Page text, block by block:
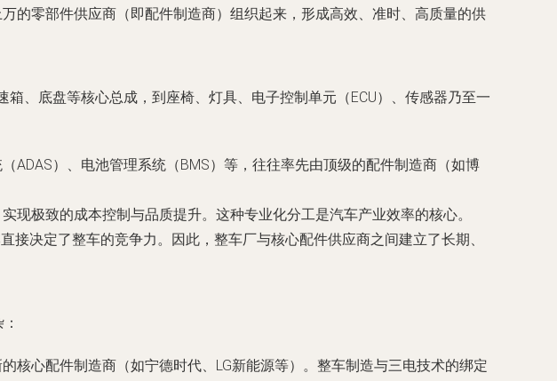
的零部件供应商（即配件制造商）组织起来，形成高效、准时、高质量的供
、底盘等核心总成，到座椅、灯具、电子控制单元（ECU）、传感器乃至一
ADAS）、电池管理系统（BMS）等，往往率先由顶级的配件制造商（如博
现极致的成本控制与品质提升。这种专业化分工是汽车产业效率的核心。
接决定了整车的竞争力。因此，整车厂与核心配件供应商之间建立了长期、
核心配件制造商（如宁德时代、LG新能源等）。整车制造与三电技术的绑定